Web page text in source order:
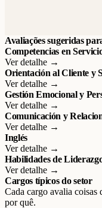
Avaliações sugeridas
Competencias en
Ver detalhe →
Orientación al Cliente y
Ver detalhe →
Gestión Emocional y
Ver detalhe →
Comunicación y
Ver detalhe →
Inglés
Ver detalhe →
Habilidades de
Ver detalhe →
Cargos típicos do setor
Cada cargo avalia coisas
por quê.